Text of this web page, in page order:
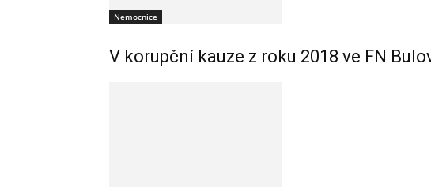
Nemocnice
V korupční kauze z roku 2018 ve FN